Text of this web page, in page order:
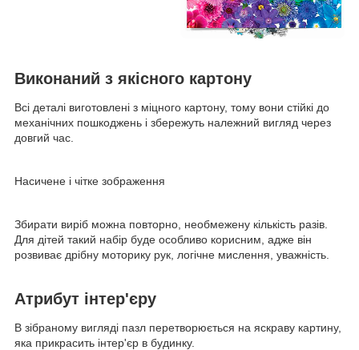
Виконаний з якісного картону
Всі деталі виготовлені з міцного картону, тому вони стійкі до
механічних пошкоджень і збережуть належний вигляд через
довгий час.
Насичене і чітке зображення
Збирати виріб можна повторно, необмежену кількість разів.
Для дітей такий набір буде особливо корисним, адже він
розвиває дрібну моторику рук, логічне мислення, уважність.
Атрибут інтер'єру
В зібраному вигляді пазл перетворюється на яскраву картину,
яка прикрасить інтер'єр в будинку.